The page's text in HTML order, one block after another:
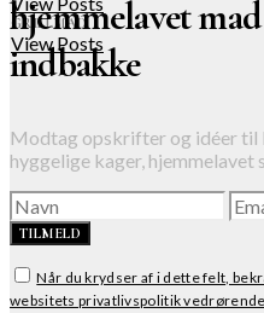
GRILLMAD
View Posts
hjemmelavet
indbakke
Modtag opskrifter og idéer til
hyggelige kager, hjemmelavet
TILMELD
Når du krydser af i dette felt,
websitets privatlivspolitik